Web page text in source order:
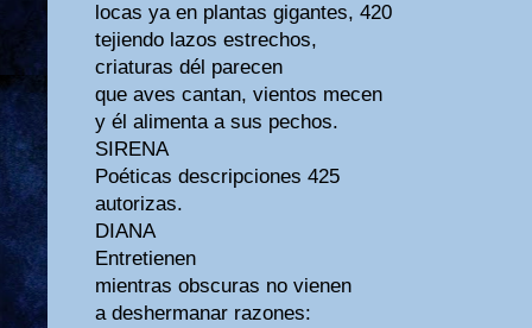
locas ya en plantas gigantes, 420
tejiendo lazos estrechos,
criaturas dél parecen
que aves cantan, vientos mecen
y él alimenta a sus pechos.
SIRENA
Poéticas descripciones 425
autorizas.
DIANA
Entretienen
mientras obscuras no vienen
a deshermanar razones: